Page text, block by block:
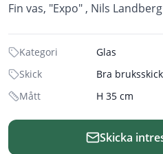
Fin vas, "Expo" , Nils
Kategori
Glas
Skick
Bra bruksskick
Mått
H 35 cm
Skicka